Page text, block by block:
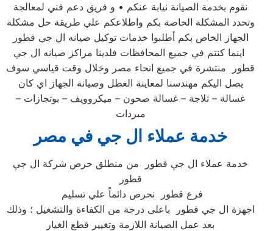
نقوم بخدمة الصيانة نيابة عنكم • و فريق دعم فني لمعالجة
وتحدد المشكلة الخاصة بكم واطلاعكم علي طريقة حل مشكلة
الجهاز الخاص بكم أطلبوا خدمات توكيل صيانه ال جي قطور
اينما كنتم في جميع المحافظات فلدينا مراكز صيانه ال جي
قطور منتشرة في جميع انحاء مصر وخلال وقت قياسي سوف
يصل اليكم مهندسنا لمعاينة العطل وصيانة الجهاز اي كان
غسالة – ثلاجة – غسالة صحون – ميكروويف – بوتجازات –
مبردات
خدمة عملاء ال جي في مصر
خدمة عملاء ال جي قطور من منطلق حرص شركة ال جي
قطور
فرع قطور نحرص دائماً علي تسليم
اجهزة ال جي قطور باعلى درجة من الكفاءة والتشغيل ؛ وذلك
بعد عمل الصيانة اللازمة وتغيير قطع الغيار